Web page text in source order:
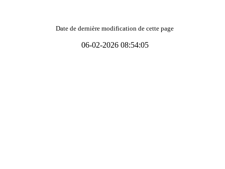
Date de dernière modification de cette page
06-02-2026 08:54:05